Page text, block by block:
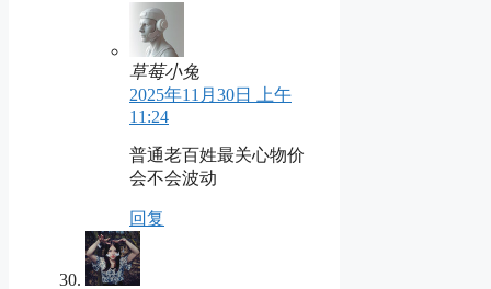
草莓小兔
2025年11月30日 上午
11:24
普通老百姓最关心物价
会不会波动
回复